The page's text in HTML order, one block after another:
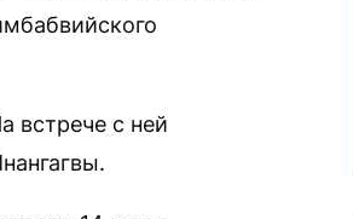
встрече с ней